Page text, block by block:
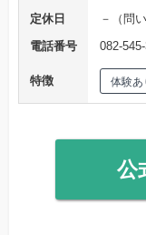
定休日
－（問
電話番号
082-
特徴 体験あ
公